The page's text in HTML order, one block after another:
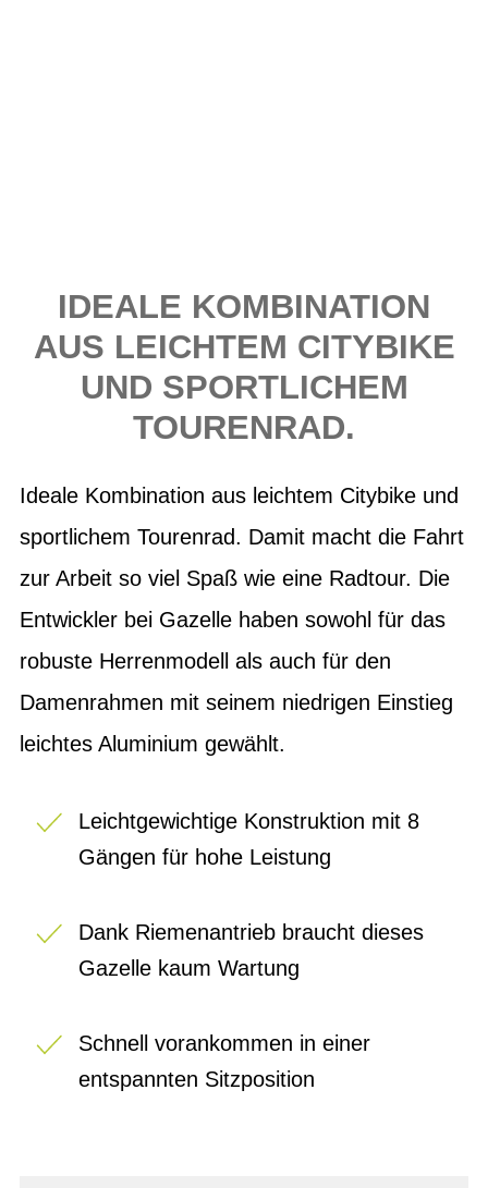
IDEALE KOMBINATION
AUS LEICHTEM CITYBIKE
UND SPORTLICHEM
TOURENRAD.
Ideale Kombination aus leichtem Citybike und
sportlichem Tourenrad. Damit macht die Fahrt
zur Arbeit so viel Spaß wie eine Radtour. Die
Entwickler bei Gazelle haben sowohl für das
robuste Herrenmodell als auch für den
Damenrahmen mit seinem niedrigen Einstieg
leichtes Aluminium gewählt.
Leichtgewichtige Konstruktion mit 8
Gängen für hohe Leistung
Dank Riemenantrieb braucht dieses
Gazelle kaum Wartung
Schnell vorankommen in einer
entspannten Sitzposition